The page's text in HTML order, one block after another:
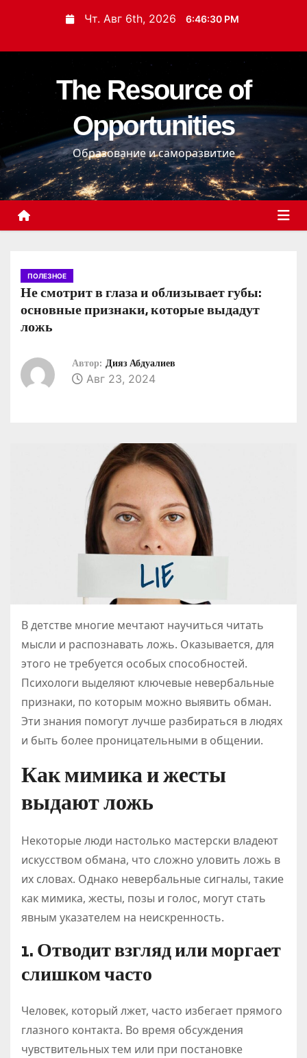
и
с
о
д
Чт. Авг 6th, 2026 6:46:30 PM
The Resource of
Opportunities
Образование и саморазвитие
ПОЛЕЗНОЕ
Не смотрит в глаза и облизывает губы:
основные признаки, которые выдадут
ложь
Автор: Дияз Абдуалиев
Авг 23, 2024
В детстве многие мечтают научиться читать
мысли и распознавать ложь. Оказывается, для
этого не требуется особых способностей.
Психологи выделяют ключевые невербальные
признаки, по которым можно выявить обман.
Эти знания помогут лучше разбираться в людях
и быть более проницательными в общении.
Как мимика и жесты
выдают ложь
Некоторые люди настолько мастерски владеют
искусством обмана, что сложно уловить ложь в
их словах. Однако невербальные сигналы, такие
как мимика, жесты, позы и голос, могут стать
явным указателем на неискренность.
1. Отводит взгляд или моргает
слишком часто
Человек, который лжет, часто избегает прямого
глазного контакта. Во время обсуждения
чувствительных тем или при постановке